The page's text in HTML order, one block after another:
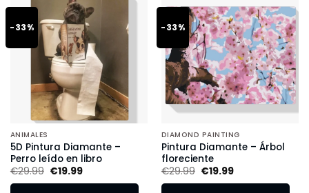
-33%
ANIMALES
5D Pintura Diamante –
Perro leído en libro
€29.99 €19.99
-33%
DIAMOND PAINTING
Pintura Diamante – Árbol
floreciente
€29.99 €19.99